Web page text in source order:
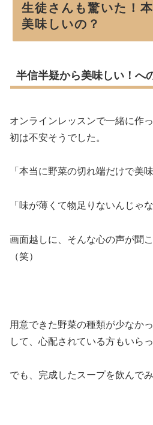
生徒さんも驚いた！
美味しいの？
半信半疑から美味しい！へ
オンラインレッスンで一緒に作
初は不安そうでした。
「本当に野菜の切れ端だけで美
「味が薄くて物足りないんじゃな
画面越しに、そんな心の声が聞
（笑）
用意できた野菜の種類が少なか
して、心配されている方もいら
でも、完成したスープを飲んで